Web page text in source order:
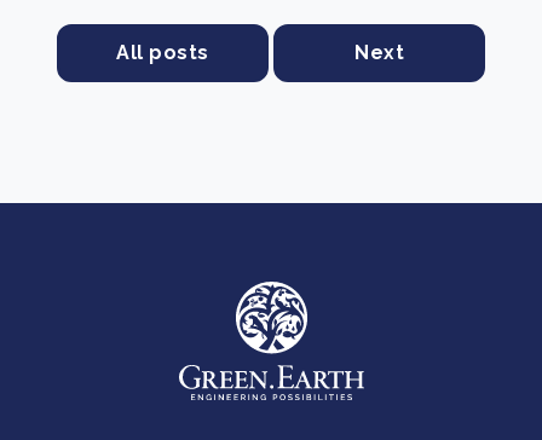
All posts Next